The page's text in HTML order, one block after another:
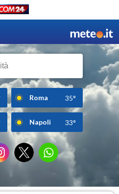
Roma 35°
Napoli 33°